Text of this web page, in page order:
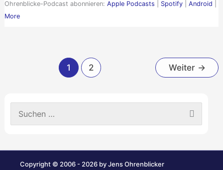
Ohrenblicke-Podcast abonnieren: Apple Podcasts Spotify| Android
More
1 2 Weiter →
c
Copyright © 2006 - 2026 by Jens Ohrenblicker